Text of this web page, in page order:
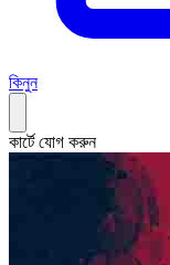
কিনুন
কার্টে যোগ করুন